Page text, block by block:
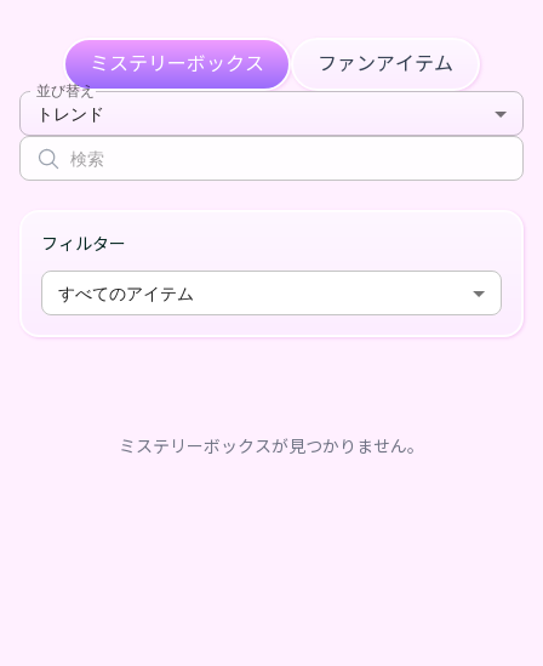
ミステリーボックス ファンアイテム
並び替え
トレンド
フィルター
すべてのアイテム
ミステリーボックスが見つかりません。